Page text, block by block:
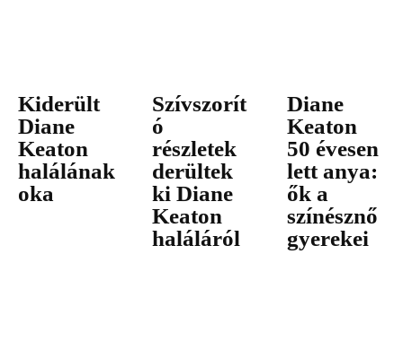
Kiderült
Diane
Keaton
halálának
oka
Szívszorít
ó
részletek
derültek
ki Diane
Keaton
haláláról
Diane
Keaton
50 évesen
lett anya:
ők a
színésznő
gyerekei